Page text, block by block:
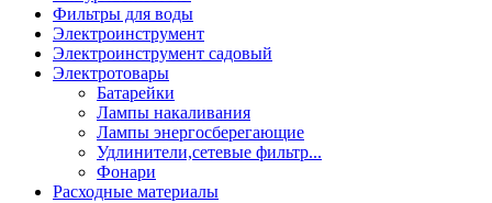
Фильтры для воды
Электроинструмент
Электроинструмент садовый
Электротовары
Батарейки
Лампы накаливания
Лампы энергосберегающие
Удлинители,сетевые фильтр...
Фонари
Расходные материалы